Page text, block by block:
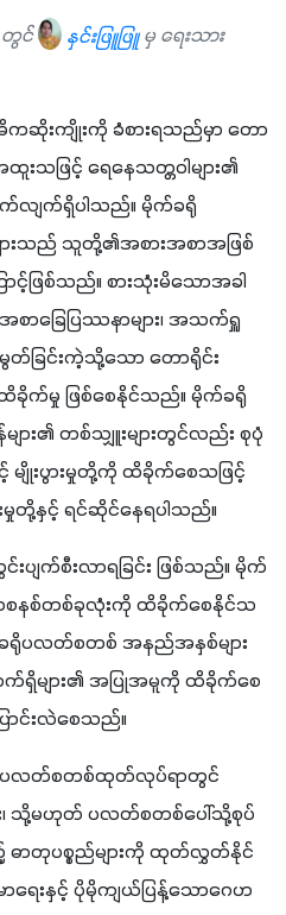
တွင် နှင်းဖြူဖြူမှ ရေးသား
ဆိုးကျိုးကို ခံစားရသည်မှာ တော
ထူးသဖြင့် ရေနေသတ္တဝါများ၏
က်လျက်ရှိပါသည်။ မိုက်ခရို
ားသည် သူတို့၏အစားအစာအဖြစ်
ာင့်ဖြစ်သည်။ စားသုံးမိသောအခါ
ခြေပြဿနာများ၊ အသက်ရှူ
တ်ခြင်းကဲ့သို့သော တောရိုင်း
ထိခိုက်မှု ဖြစ်စေနိုင်သည်။ မိုက်ခရို
ား၏ တစ်သျှူးများတွင်လည်း စုပုံ
င့် မျိုးပွားမှုတို့ကို ထိခိုက်စေသဖြင့်
းမှုတို့နှင့် ရင်ဆိုင်နေရပါသည်။
ပျက်စီးလာရခြင်း ဖြစ်သည်။ မိုက်
စနစ်တစ်ခုလုံးကို ထိခိုက်စေနိုင်သ
ရိုပလတ်စတစ် အနည်အနှစ်များ
ရှိများ၏ အပြုအမူကို ထိခိုက်စေ
ာင်းလဲစေသည်။
ပလတ်စတစ်ထုတ်လုပ်ရာတွင်
း၊ သို့မဟုတ် ပလတ်စတစ်ပေါ်သို့စုပ်
ာတုပစ္စည်များကို ထုတ်လွှတ်နိုင်
ာရေးနှင့် ပိုမိုကျယ်ပြန့်သောဂေဟ